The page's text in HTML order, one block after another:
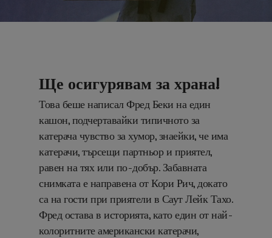
Ще осигурявам за храна!
Това беше написал Фред Беки на един
кашон, подчертавайки типичното за
катерача чувство за хумор, знаейки, че има
катерачи, търсещи партньор и приятел,
равен на тях или по-добър. Забавната
снимката е направена от Кори Рич, докато
са на гости при приятели в Саут Лейк Тахо.
Фред остава в историята, като един от най-
колоритните американски катерачи,